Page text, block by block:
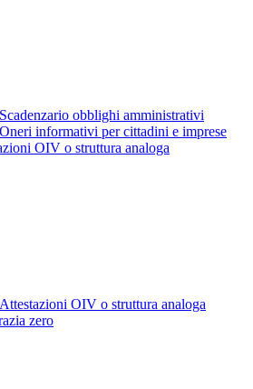
Scadenzario obblighi amministrativi
Oneri informativi per cittadini e imprese
OIV o struttura analoga
Attestazioni OIV o struttura analoga
zero